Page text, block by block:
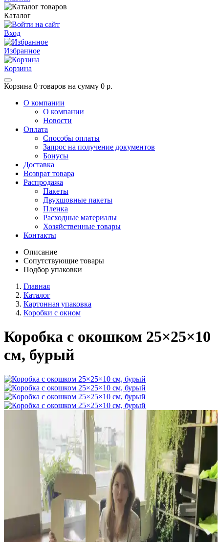
Каталог
Вход
Избранное
Корзина
Корзина 0 товаров на сумму 0 р.
О компании
О компании
Новости
Оплата
Способы оплаты
Запрос на получение документов
Бонусы
Доставка
Возврат товара
Распродажа
Пакеты
Двухшовные пакеты
Пленка
Расходные материалы
Хозяйственные товары
Контакты
Описание
Сопутствующие товары
Подбор упаковки
Главная
Каталог
Картонная упаковка
Коробки с окном
Коробка с окошком 25×25×10
см, бурый